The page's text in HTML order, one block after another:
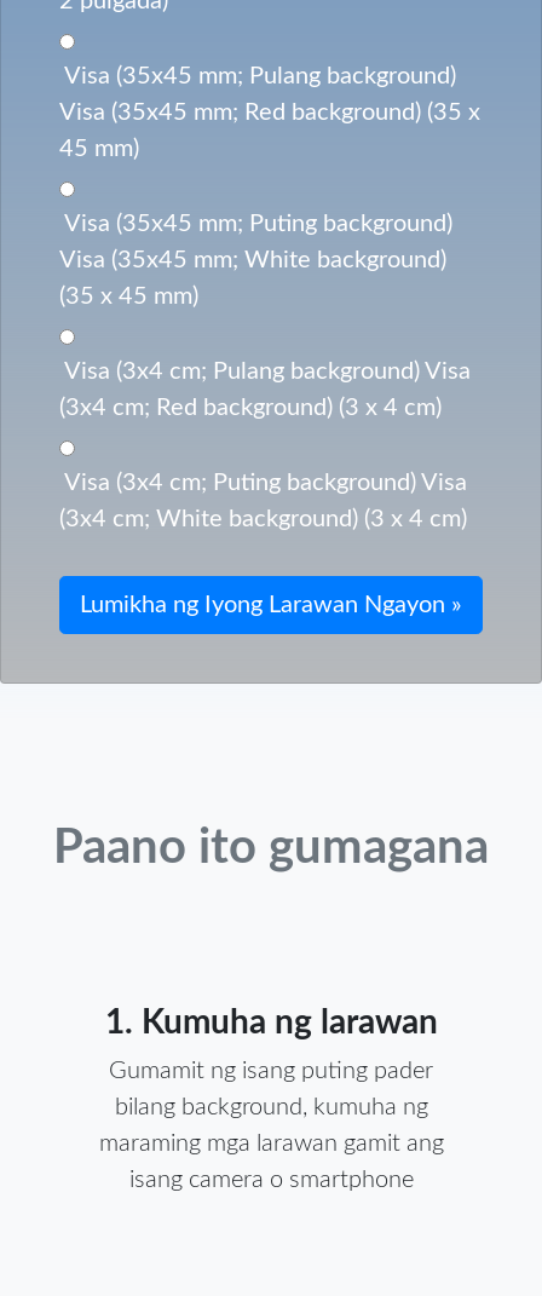
Visa (35x45 mm; Pulang background)
Visa (35x45 mm; Red background) (35 x
45 mm)
Visa (35x45 mm; Puting background)
Visa (35x45 mm; White background)
(35 x 45 mm)
Visa (3x4 cm; Pulang background) Visa
(3x4 cm; Red background) (3 x 4 cm)
Visa (3x4 cm; Puting background) Visa
(3x4 cm; White background) (3 x 4 cm)
Paano ito gumagana
1. Kumuha ng larawan
Gumamit ng isang puting pader
bilang background, kumuha ng
maraming mga larawan gamit ang
isang camera o smartphone